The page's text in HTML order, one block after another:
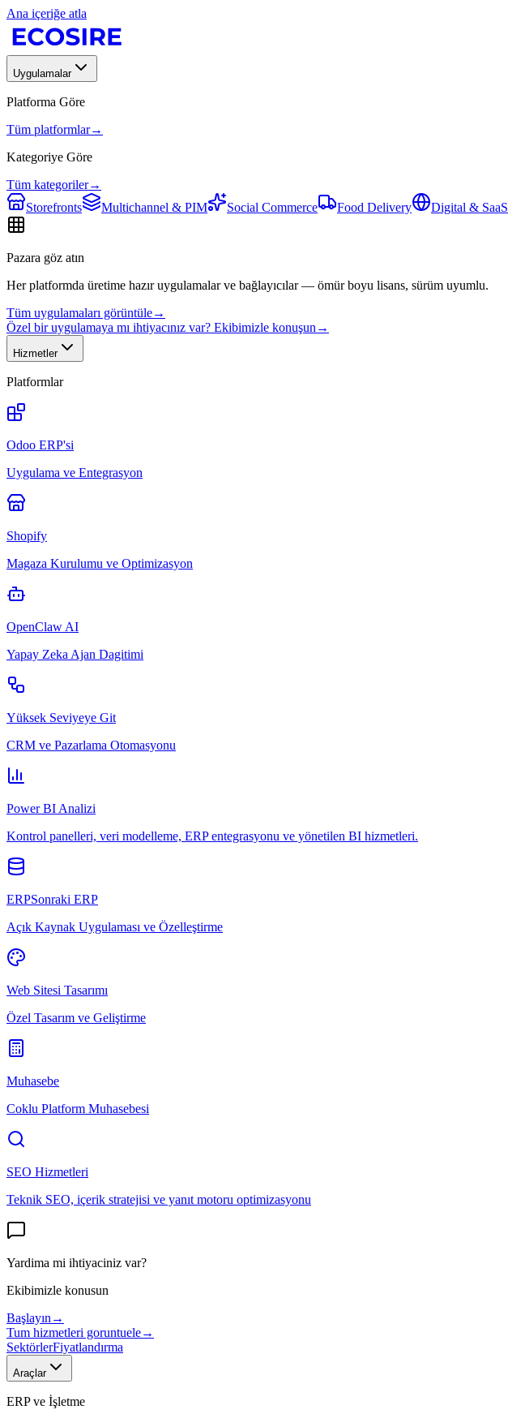
Ana içeriğe atla
Uygulamalar
Platforma Göre
Tüm platformlar→
Kategoriye Göre
Tüm kategoriler→
Storefronts
Multichannel & PIM Social Commerce Food Delivery Digital & SaaS
Pazara göz atın
Her platformda üretime hazır uygulamalar ve bağlayıcılar — ömür boyu lisans, sürüm uyumlu.
Tüm uygulamaları görüntüle→
Özel bir uygulamaya mı ihtiyacınız var? Ekibimizle konuşun →
Hizmetler
Platformlar
Odoo ERP'si
Uygulama ve Entegrasyon
Shopify
Magaza Kurulumu ve Optimizasyon
OpenClaw AI
Yapay Zeka Ajan Dagitimi
Yüksek Seviyeye Git
CRM ve Pazarlama Otomasyonu
Power BI Analizi
Kontrol panelleri, veri modelleme, ERP entegrasyonu ve yönetilen BI hizmetleri.
ERPSonraki ERP
Açık Kaynak Uygulaması ve Özelleştirme
Web Sitesi Tasarımı
Özel Tasarım ve Geliştirme
Muhasebe
Coklu Platform Muhasebesi
SEO Hizmetleri
Teknik SEO, içerik stratejisi ve yanıt motoru optimizasyonu
Yardima mi ihtiyaciniz var?
Ekibimizle konusun
Başlayın →
Tum hizmetleri goruntuele→
SektörlerFiyatlandırma
Araçlar
ERP ve İşletme